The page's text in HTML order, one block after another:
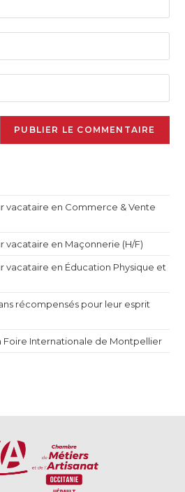
vacataire en Commerce & Vente
vacataire en Maçonnerie (H/F)
vacataire en Éducation Physique et
récompensés pour leur esprit
Foire Internationale de Montpellier